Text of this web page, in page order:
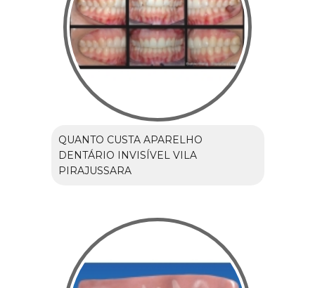
QUANTO CUSTA APARELHO
DENTÁRIO INVISÍVEL VILA
PIRAJUSSARA